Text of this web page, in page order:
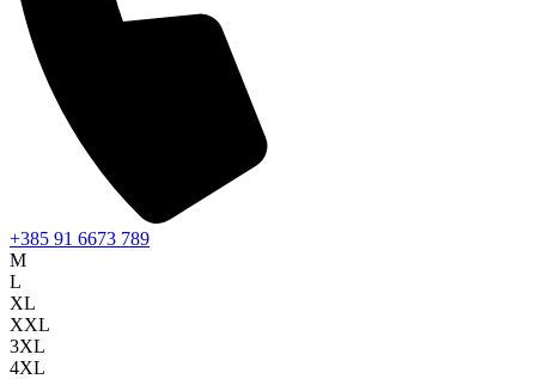
+385 91 6673 789
M
L
XL
XXL
3XL
4XL